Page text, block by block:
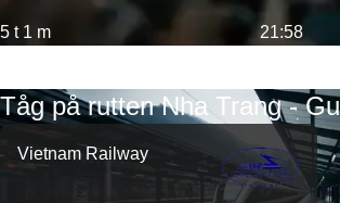
5 t 1 m 21:58
Tåg på rutten Nha Trang -
Vietnam Railway